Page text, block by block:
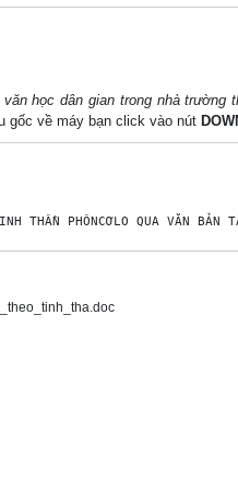
học dân gian trong nhà trường
gốc về máy bạn click vào nút